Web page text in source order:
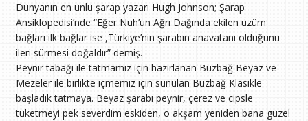
Dünyanın en ünlü şarap yazarı Hugh Johnson; Şarap
Ansiklopedisi’nde “Eğer Nuh’un Ağrı Dağında ekilen üzüm
bağları ilk bağlar ise ,Türkiye’nin şarabın anavatanı olduğunu
ileri sürmesi doğaldır” demiş.
Peynir tabağı ile tatmamız için hazırlanan Buzbağ Beyaz ve
Mezeler ile birlikte içmemiz için sunulan Buzbağ Klasikle
başladık tatmaya. Beyaz şarabı peynir, çerez ve cipsle
tüketmeyi pek severdim eskiden, o akşam yeniden bana güzel